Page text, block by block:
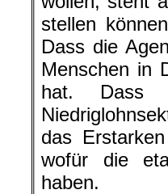
stellen
Dass die
Menschen in
hat. Dass
das
wofür die
haben.